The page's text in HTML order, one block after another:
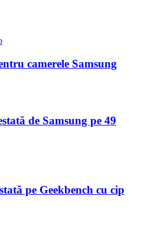
camerele Samsung
de Samsung pe 49
pe Geekbench cu cip